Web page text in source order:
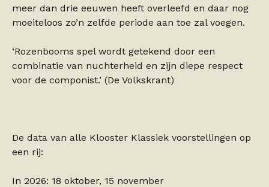
meer dan drie eeuwen heeft overleefd en daar nog
moeiteloos zo’n zelfde periode aan toe zal voegen.
‘Rozenbooms spel wordt getekend door een
combinatie van nuchterheid en zijn diepe respect
voor de componist.’ (De Volkskrant)
De data van alle Klooster Klassiek voorstellingen op
een rij:
In 2026: 18 oktober, 15 november